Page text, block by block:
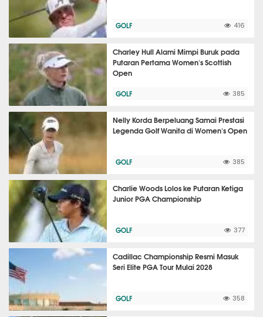
GOLF 416
Charley Hull Alami Mimpi Buruk pada
Putaran Pertama Women's Scottish
Open
GOLF 385
Nelly Korda Berpeluang Samai Prestasi
Legenda Golf Wanita di Women's Open
GOLF 385
Charlie Woods Lolos ke Putaran Ketiga
Junior PGA Championship
GOLF 377
Cadillac Championship Resmi Masuk
Seri Elite PGA Tour Mulai 2028
GOLF 358